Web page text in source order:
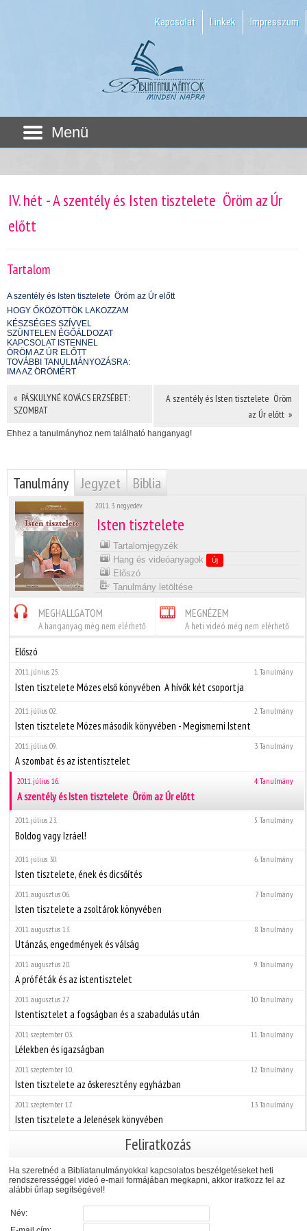
Kapcsolat Linkek Impresszum
Menü
IV. hét - A szentély és Isten tisztelete  Öröm az Úr
előtt
Tartalom
A szentély és Isten tisztelete  Öröm az Úr előtt
HOGY ŐKÖZÖTTÖK LAKOZZAM
KÉSZSÉGES SZÍVVEL
SZÜNTELEN ÉGŐÁLDOZAT
KAPCSOLAT ISTENNEL
ÖRÖM AZ ÚR ELŐTT
TOVÁBBI TANULMÁNYOZÁSRA:
IMA AZ ÖRÖMÉRT
« PÁSKULYNÉ KOVÁCS ERZSÉBET:
SZOMBAT
A szentély és Isten tisztelete  Öröm
az Úr előtt »
Ehhez a tanulmányhoz nem található hanganyag!
Tanulmány Jegyzet Biblia
2011. 3. negyedév
Isten tisztelete
Tartalomjegyzék
Hang és videóanyagok
Új
Előszó
Tanulmány letöltése
MEGHALLGATOM
A hanganyag még nem elérhető
MEGNÉZEM
A heti videó még nem elérhető
Előszó
1. Tanulmány
2011. június 25.
Isten tisztelete Mózes első könyvében  A hívők két csoportja
2. Tanulmány
2011. július 02.
Isten tisztelete Mózes második könyvében - Megismerni Istent
3. Tanulmány
2011. július 09.
A szombat és az istentisztelet
4. Tanulmány
2011. július 16.
A szentély és Isten tisztelete  Öröm az Úr előtt
5. Tanulmány
2011. július 23.
Boldog vagy Izráel!
6. Tanulmány
2011. július 30.
Isten tisztelete, ének és dicsőítés
7. Tanulmány
2011. augusztus 06.
Isten tisztelete a zsoltárok könyvében
8. Tanulmány
2011. augusztus 13.
Utánzás, engedmények és válság
9. Tanulmány
2011. augusztus 20.
A próféták és az istentisztelet
10. Tanulmány
2011. augusztus 27.
Istentisztelet a fogságban és a szabadulás után
11. Tanulmány
2011. szeptember 03.
Lélekben és igazságban
12. Tanulmány
2011. szeptember 10.
Isten tisztelete az őskeresztény egyházban
13. Tanulmány
2011. szeptember 17.
Isten tisztelete a Jelenések könyvében
Feliratkozás
Ha szeretnéd a Bibliatanulmányokkal kapcsolatos beszélgetéseket heti
rendszerességgel videó e-mail formájában megkapni, akkor iratkozz fel az
alábbi űrlap segítségével!
Név: